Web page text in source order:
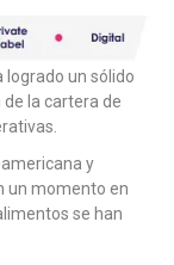
un sólido
la cartera de
y
un momento en
se han